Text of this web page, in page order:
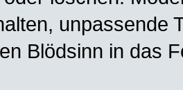
unpassende
Blödsinn in das